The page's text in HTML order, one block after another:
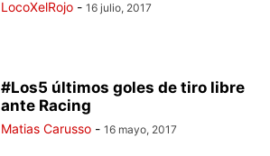
LocoXelRojo - 16 julio, 2017
#Los5 últimos goles de tiro libre
ante Racing
Matias Carusso - 16 mayo, 2017